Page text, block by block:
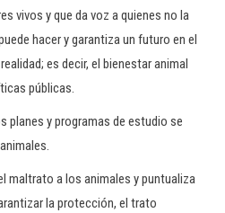
vivos y que da voz a quienes no la
hacer y garantiza un futuro en el
es decir, el bienestar animal
públicas.
planes y programas de estudio se
maltrato a los animales y puntualiza
la protección, el trato